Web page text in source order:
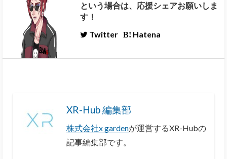
という場合は、応援シェアお願いしま
す！
Twitter
Hatena
XR-Hub 編集部
株式会社x gardenが運営するXR-Hubの
記事編集部です。